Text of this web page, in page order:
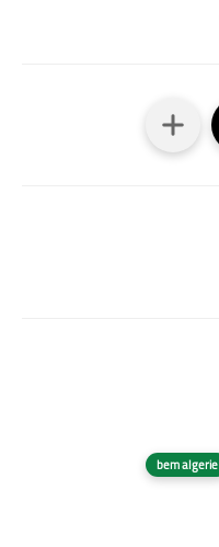
bem algerie